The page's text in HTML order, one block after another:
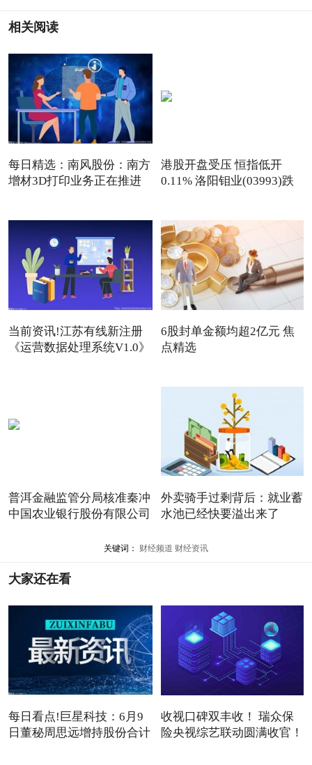
相关阅读
每日精选：南风股份：南方
增材3D打印业务正在推进
港股开盘受压 恒指低开
0.11% 洛阳钼业(03993)跌
当前资讯!江苏有线新注册
《运营数据处理系统V1.0》
6股封单金额均超2亿元 焦
点精选
普洱金融监管分局核准秦冲
中国农业银行股份有限公司
外卖骑手过剩背后：就业蓄
水池已经快要溢出来了
关键词： 财经频道 财经资讯
大家还在看
每日看点!巨星科技：6月9
日董秘周思远增持股份合计
收视口碑双丰收！ 瑞众保
险央视综艺联动圆满收官！